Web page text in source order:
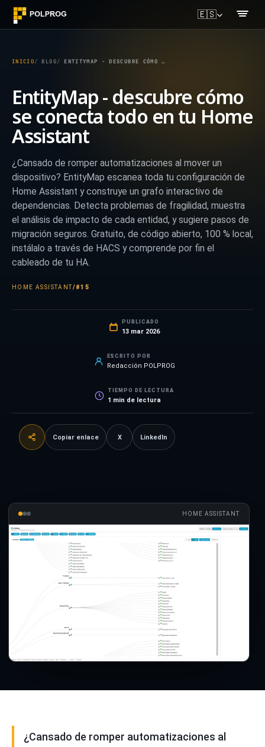
🇪🇸
INICIO BLOG ENTITYMAP - DESCUBRE CÓMO SE CONECTA TODO EN TU HOME ASSISTANT
EntityMap - descubre cómo
se conecta todo en tu Home
Assistant
¿Cansado de romper automatizaciones al mover un
dispositivo? EntityMap escanea toda tu configuración de
Home Assistant y construye un grafo interactivo de
dependencias. Detecta problemas de fragilidad, muestra
el análisis de impacto de cada entidad, y sugiere pasos de
migración seguros. Gratuito, de código abierto, 100 % local,
instálalo a través de HACS y comprende por fin el
cableado de tu HA.
HOME ASSISTANT/#15
PUBLICADO
13 mar 2026
ESCRITO POR
Redacción POLPROG
TIEMPO DE LECTURA
1 min de lectura
Copiar enlace X LinkedIn
HOME ASSISTANT
¿Cansado de romper automatizaciones al